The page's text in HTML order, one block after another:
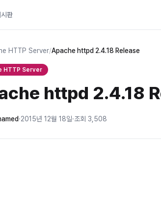
판
HTTP Server/Apache httpd 2.4.18 Release
HTTP Server
httpd 2.4.18
·2015년 12월 18일·조회 3,508